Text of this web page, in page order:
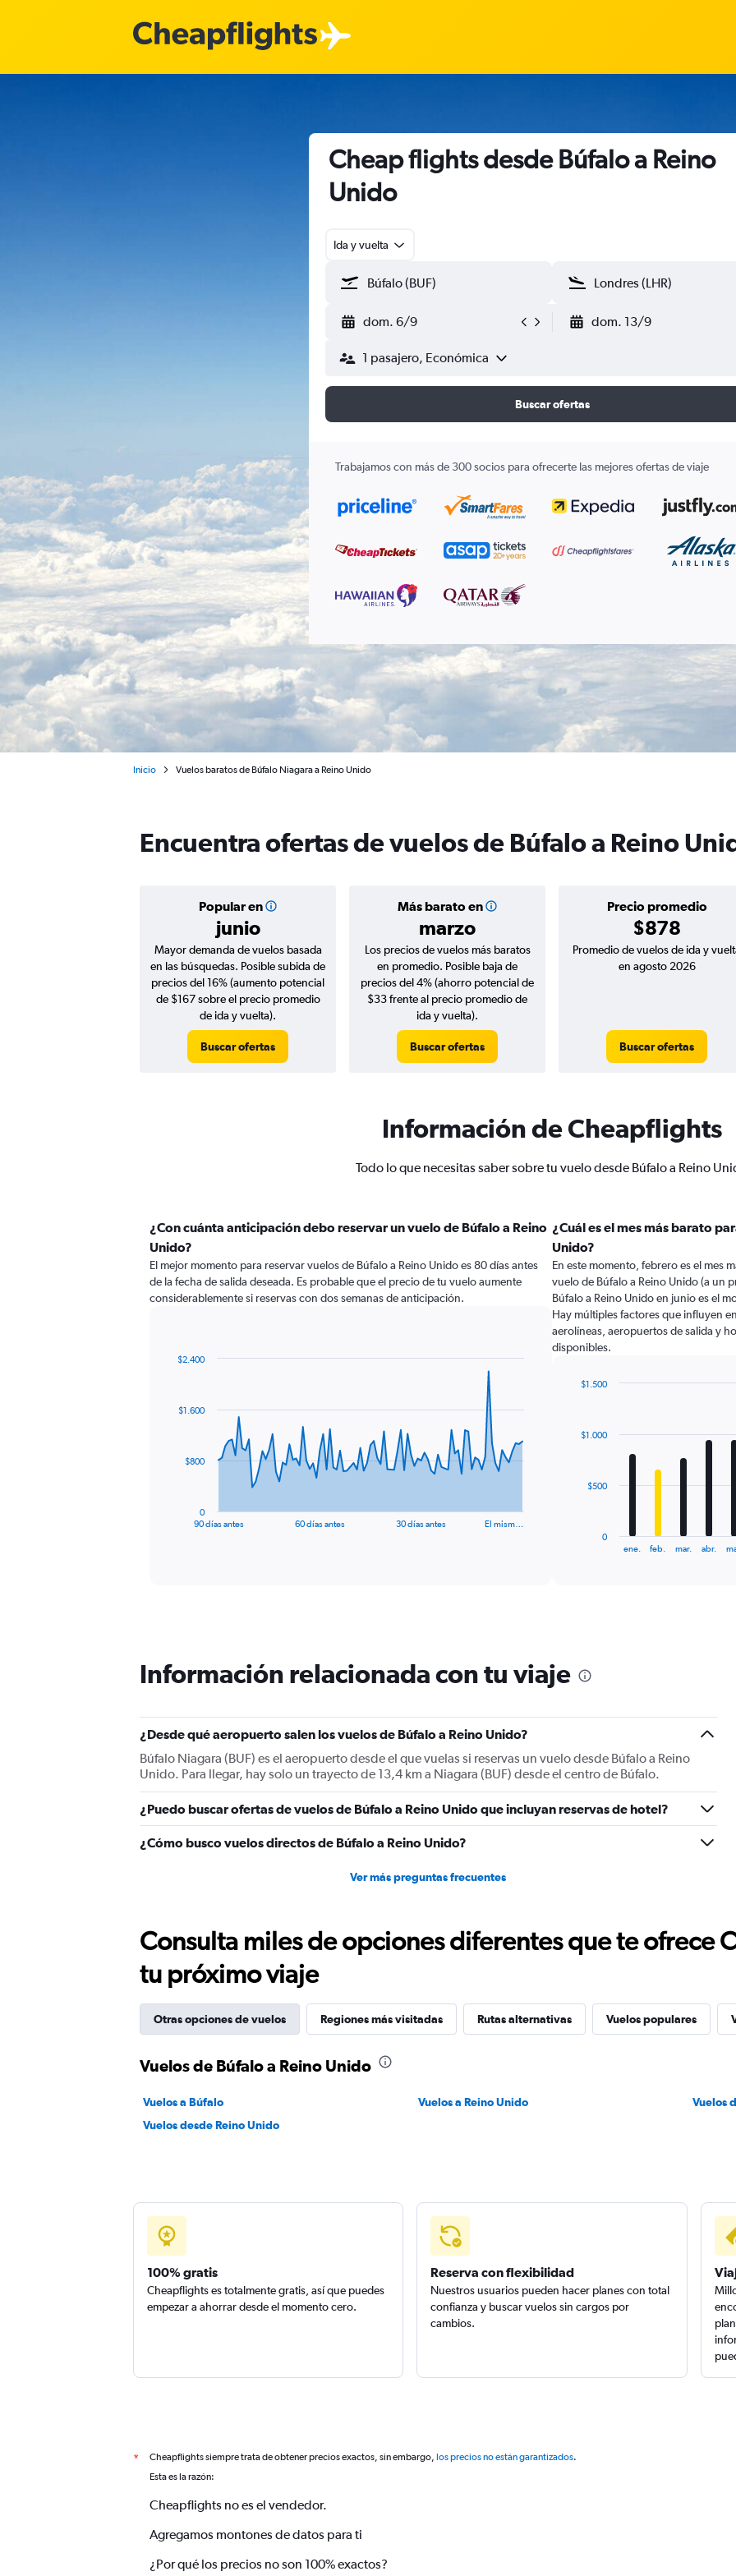
Cheap flights desde Búfalo a Reino
Unido
Ida y vuelta
dom. 6/9 dom. 13/9
1 pasajero, Económica
Buscar ofertas
Trabajamos con más de 300 socios para ofrecerte las mejores ofertas de viaje
Inicio Vuelos baratos de Búfalo Niagara a Reino Unido
Encuentra ofertas de vuelos de Búfalo a Reino
Popular en
junio
Más barato en
marzo
Precio promedio
$878
Mayor demanda de vuelos basada
en las búsquedas. Posible subida de
precios del 16% (aumento potencial
de $167 sobre el precio promedio
de ida y vuelta).
Buscar ofertas
Los precios de vuelos más baratos
en promedio. Posible baja de
precios del 4% (ahorro potencial de
$33 frente al precio promedio de
ida y vuelta).
Buscar ofertas
Promedio de vuelos de ida y
en agosto 2026
Buscar ofertas
Información de Cheapflights
Todo lo que necesitas saber sobre tu vuelo desde Búfalo a Reino
¿Con cuánta anticipación debo reservar un vuelo de Búfalo a Reino
Unido?
El mejor momento para reservar vuelos de Búfalo a Reino Unido es 80 días antes
de la fecha de salida deseada. Es probable que el precio de tu vuelo aumente
considerablemente si reservas con dos semanas de anticipación.
data
The
has
1
values.
Range:
0
to
2400.
90 días antes 60 días antes 30 días antes El mism…
0
$800
$1.600
$2.400
¿Cuál es el mes más barato
Unido?
En este momento, febrero es el mes
vuelo de Búfalo a Reino Unido (a un
Búfalo a Reino Unido en junio es el
Hay múltiples factores que influyen
aerolíneas, aeropuertos de salida y
disponibles.
12
The
chart
Y
displaying
values.
Range:
0
to
1500.
ene. feb. mar. abr.
0
$500
$1.000
$1.500
Información relacionada con tu viaje
¿Desde qué aeropuerto salen los vuelos de Búfalo a Reino Unido?
Búfalo Niagara (BUF) es el aeropuerto desde el que vuelas si reservas un vuelo desde Búfalo a Reino
Unido. Para llegar, hay solo un trayecto de 13,4 km a Niagara (BUF) desde el centro de Búfalo.
¿Puedo buscar ofertas de vuelos de Búfalo a Reino Unido que incluyan reservas de hotel?
¿Cómo busco vuelos directos de Búfalo a Reino Unido?
Ver más preguntas frecuentes
Consulta miles de opciones diferentes que te ofrece
tu próximo viaje
Otras opciones de vuelos Regiones más visitadas Rutas alternativas Vuelos populares
Vuelos de Búfalo a Reino Unido
Vuelos a Búfalo Vuelos a Reino Unido
Vuelos
Vuelos desde Reino Unido
100% gratis
Cheapflights es totalmente gratis, así que puedes
empezar a ahorrar desde el momento cero.
Reserva con flexibilidad
Nuestros usuarios pueden hacer planes con total
confianza y buscar vuelos sin cargos por
cambios.
* Cheapflights siempre trata de obtener precios exactos, sin embargo, los precios no están garantizados.
Esta es la razón:
Cheapflights no es el vendedor.
Agregamos montones de datos para ti
¿Por qué los precios no son 100% exactos?